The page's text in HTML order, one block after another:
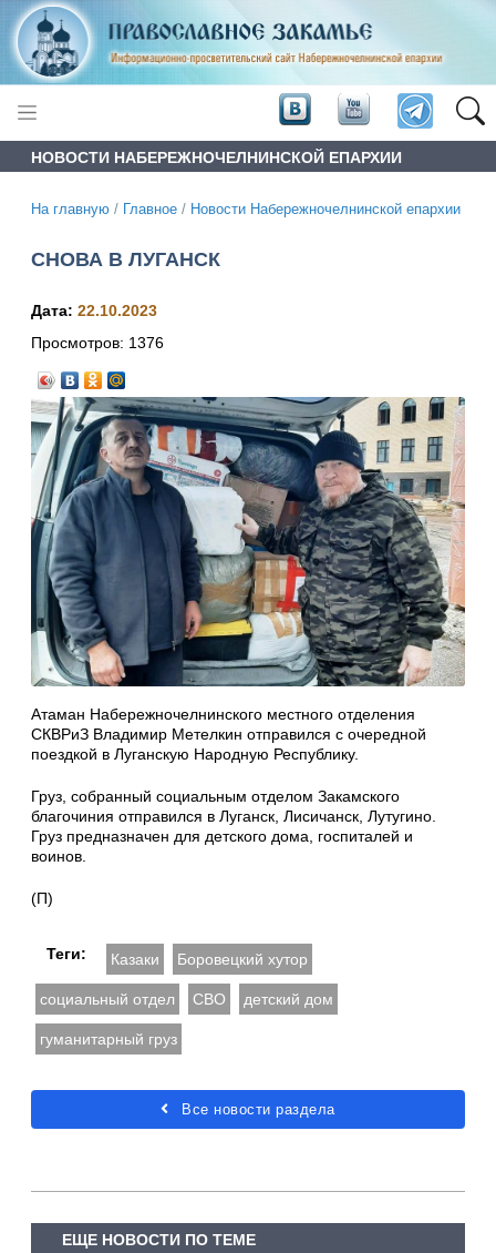
НОВОСТИ НАБЕРЕЖНОЧЕЛНИНСКОЙ ЕПАРХИИ
На главную / Главное / Новости Набережночелнинской епархии
СНОВА В ЛУГАНСК
Дата: 22.10.2023
Просмотров: 1376
Атаман Набережночелнинского местного отделения
СКВРиЗ Владимир Метелкин отправился с очередной
поездкой в Луганскую Народную Республику.
Груз, собранный социальным отделом Закамского
благочиния отправился в Луганск, Лисичанск, Лутугино.
Груз предназначен для детского дома, госпиталей и
воинов.
(П)
Теги: Казаки Боровецкий хутор
социальный отдел СВО детский дом
гуманитарный груз
Все новости раздела
ЕЩЕ НОВОСТИ ПО ТЕМЕ